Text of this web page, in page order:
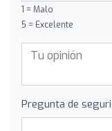
1 = Malo
5 = Excelente
Pregunta de